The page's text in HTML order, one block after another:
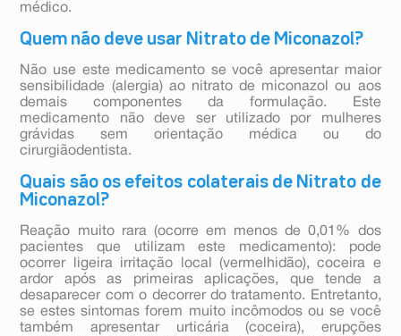
médico.
Quem não deve usar Nitrato de Miconazol?
Não use este medicamento se você apresentar maior
sensibilidade (alergia) ao nitrato de miconazol ou aos
demais componentes da formulação. Este
medicamento não deve ser utilizado por mulheres
grávidas sem orientação médica ou do
cirurgiãodentista.
Quais são os efeitos colaterais de Nitrato de
Miconazol?
Reação muito rara (ocorre em menos de 0,01% dos
pacientes que utilizam este medicamento): pode
ocorrer ligeira irritação local (vermelhidão), coceira e
ardor após as primeiras aplicações, que tende a
desaparecer com o decorrer do tratamento. Entretanto,
se estes sintomas forem muito incômodos ou se você
também apresentar urticária (coceira), erupções